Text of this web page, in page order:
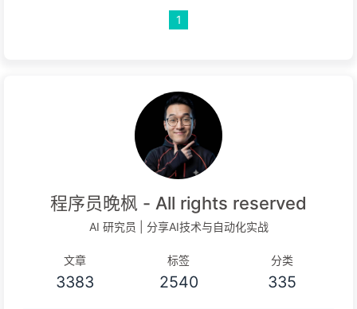
1
程序员晚枫 - All rights reserved
AI 研究员 | 分享AI技术与自动化实战
文章
3383
标签
2540
分类
335